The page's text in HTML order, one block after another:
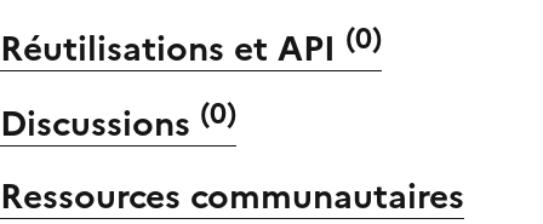
Réutilisations et API (0)
Discussions (0)
Ressources communautaires